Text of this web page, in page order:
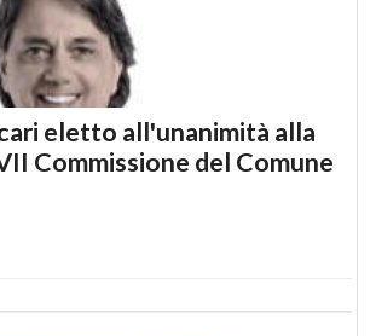
eletto all'unanimità alla
Commissione del Comune